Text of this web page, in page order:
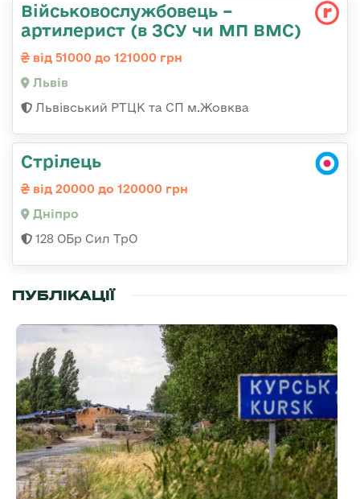
Військовослужбовець –
артилерист (в ЗСУ чи МП ВМС)
від 51000 до 121000 грн
Львів
Львівський РТЦК та СП м.Жовква
Стрілець
від 20000 до 120000 грн
Дніпро
128 ОБр Сил ТрО
ПУБЛІКАЦІЇ